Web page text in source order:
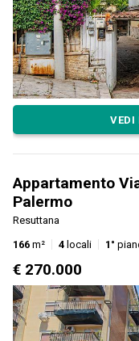
VEDI
Appartamento
Palermo
Resuttana
166 m² 4 locali 1°
€ 270.000